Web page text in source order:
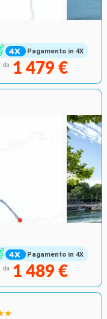
Pagamento in 4X
da 1 479 €
Pagamento in 4X
da 1 489 €